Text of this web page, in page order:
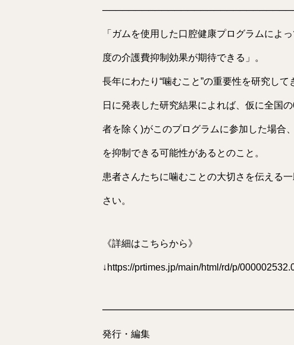
「ガムを使用した口腔健康プログラムによ
度の介護費抑制効果が期待できる」。
長年にわたり“噛むこと”の重要性を研究し
日に発表した研究結果によれば、仮に全国
者を除く)がこのプログラムに参加した場合
を抑制できる可能性があるとのこと。
患者さんたちに噛むことの大切さを伝える
さい。
《詳細はこちらから》
↓ https://prtimes.jp/main/html/rd/p/
発行・編集